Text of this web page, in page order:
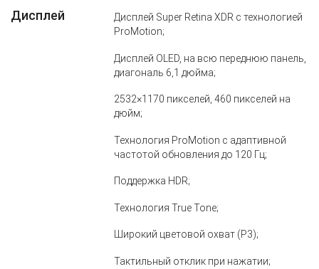
Дисплей
Дисплей Super Retina XDR с технологией
ProMotion;
Дисплей OLED, на всю переднюю панель,
диагональ 6,1 дюйма;
2532×1170 пикселей, 460 пикселей на
дюйм;
Технология ProMotion с адаптивной
частотой обновления до 120 Гц;
Поддержка HDR;
Технология True Tone;
Широкий цветовой охват (P3);
Тактильный отклик при нажатии;